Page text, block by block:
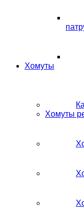
Хомуты
Хомуты